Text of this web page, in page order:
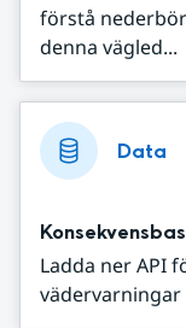
förstå
denna vägled...
Data
Ladda ner API
vädervarningar